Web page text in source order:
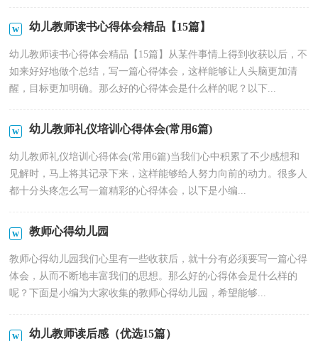
幼儿教师读书心得体会精品【15篇】
幼儿教师读书心得体会精品【15篇】从某件事情上得到收获以后，不
如来好好地做个总结，写一篇心得体会，这样能够让人头脑更加清
醒，目标更加明确。那么好的心得体会是什么样的呢？以下...
幼儿教师礼仪培训心得体会(常用6篇)
幼儿教师礼仪培训心得体会(常用6篇)当我们心中积累了不少感想和
见解时，马上将其记录下来，这样能够给人努力向前的动力。很多人
都十分头疼怎么写一篇精彩的心得体会，以下是小编...
教师心得幼儿园
教师心得幼儿园我们心里有一些收获后，就十分有必须要写一篇心得
体会，从而不断地丰富我们的思想。那么好的心得体会是什么样的
呢？下面是小编为大家收集的教师心得幼儿园，希望能够...
幼儿教师读后感（优选15篇）